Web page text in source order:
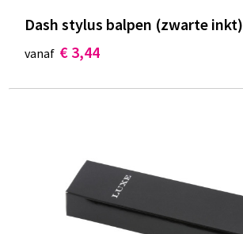
Dash stylus balpen (zwarte inkt)
vanaf € 3,44